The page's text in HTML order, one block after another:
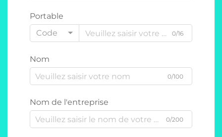
Portable
Code
0/16
Nom
0/100
Nom de l'entreprise
0/200